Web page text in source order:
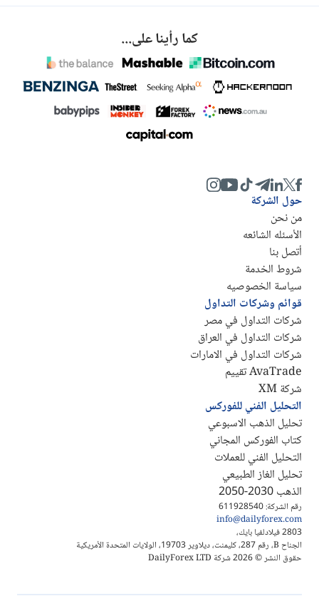
كما رأينا على...
رقم الشركة: 611928540
info@dailyforex.com
2803 فيلادلفيا بايك،
الجناح B، رقم 287، كليمنت، ديلاوير 19703، الولايات المتحدة الأمريكية
حقوق النشر © 2026 شركة DailyForex LTD
حول الشركة
من نحن
الأسئله الشائعه
أتصل بنا
شروط الخدمة
سياسة الخصوصيه
قوائم وشركات التداول
شركات التداول في مصر
شركات التداول في العراق
شركات التداول في الامارات
AvaTrade تقييم
شركة XM
التحليل الفني للفوركس
تحليل الذهب الاسبوعي
كتاب الفوركس المجاني
التحليل الفني للعملات
تحليل الغاز الطبيعي
الذهب 2030-2050